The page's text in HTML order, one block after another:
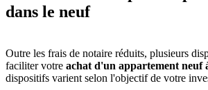
dans le neuf
Outre les frais de notaire réduits, plusieurs
faciliter votre achat d'un appartement neuf
dispositifs varient selon l'objectif de votre